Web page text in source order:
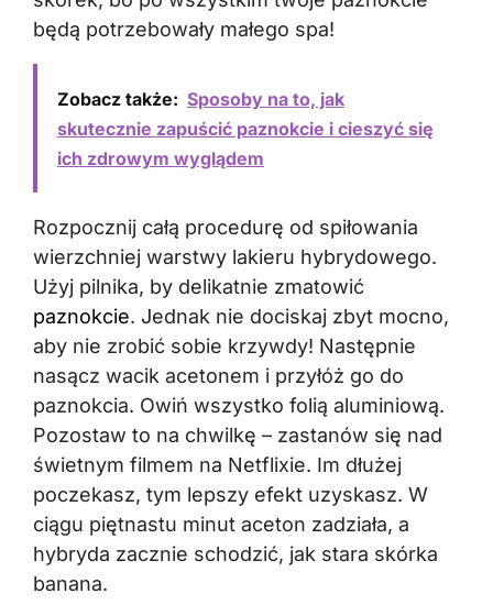
będą potrzebowały małego spa!
Zobacz także: Sposoby na to, jak
skutecznie zapuścić paznokcie i cieszyć się
ich zdrowym wyglądem
Rozpocznij całą procedurę od spiłowania
wierzchniej warstwy lakieru hybrydowego.
Użyj pilnika, by delikatnie zmatowić
paznokcie. Jednak nie dociskaj zbyt mocno,
aby nie zrobić sobie krzywdy! Następnie
nasącz wacik acetonem i przyłóż go do
paznokcia. Owiń wszystko folią aluminiową.
Pozostaw to na chwilkę – zastanów się nad
świetnym filmem na Netflixie. Im dłużej
poczekasz, tym lepszy efekt uzyskasz. W
ciągu piętnastu minut aceton zadziała, a
hybryda zacznie schodzić, jak stara skórka
banana.